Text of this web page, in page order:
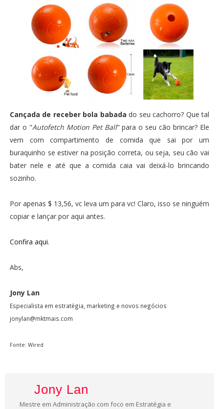
Cançada de receber bola babada do seu cachorro? Que tal
dar o "Autofetch Motion Pet Ball" para o seu cão brincar? Ele
vem com compartimento de comida que sai por um
buraquinho se estiver na posição correta, ou seja, seu cão vai
bater nele e até que a comida caia vai deixá-lo brincando
sozinho.
Por apenas $ 13,56, vc leva um para vc! Claro, isso se ninguém
copiar e lançar por aqui antes.
Confira aqui.
Abs,
Jony Lan
Especialista em estratégia, marketing e novos negócios
jonylan@mktmais.com
Fonte: Wired
Jony Lan
Mestre em Administração com foco em Estratégia e